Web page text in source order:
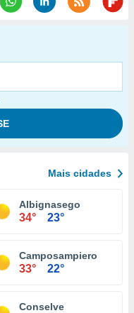
Mais cidades
Albignasego
34° 23°
Camposampiero
33° 22°
Conselve